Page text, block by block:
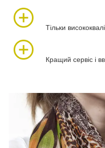
Тільки
Кращий сервіс і